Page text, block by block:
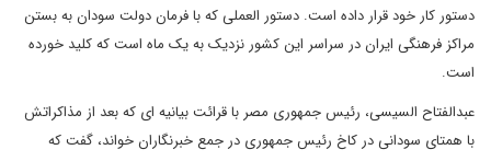
دستور کار خود قرار داده است. دستور العملی که با فرمان دولت سودان به بستن
مراکز فرهنگی ایران در سراسر این کشور نزدیک به یک ماه است که کلید خورده
است.
عبدالفتاح السیسی، رئیس جمهوری مصر با قرائت بیانیه ای که بعد از مذاکراتش
با همتای سودانی در کاخ رئیس جمهوری در جمع خبرنگاران خواند، گفت که